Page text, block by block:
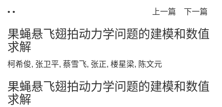
• •
上一篇 下一篇
果蝇悬飞翅拍动力学问题的建模和数值
求解
柯希俊, 张卫平, 蔡雪飞, 张正, 楼星梁, 陈文元
果蝇悬飞翅拍动力学问题的建模和数值
求解